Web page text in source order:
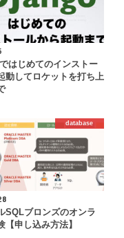
はじめてのインストー
動してロケットを打ち上
database
SQLブロンズのオンラ
【申し込み方法】